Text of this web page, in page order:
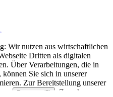
Wir nutzen aus wirtschaftlichen
Dritten als digitalen
Über Verarbeitungen, die in
Sie sich in unserer
Zur Bereitstellung unserer
Partnern (5)
. Zwecke: